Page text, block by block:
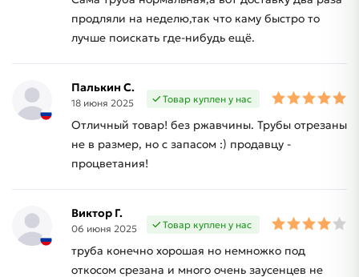
продляли на неделю,так что каму быстро то
лучше поискать где-нибудь ещё.
Палькин С.
18 июня 2025 Товар куплен у нас
Отличный товар! без ржавчины. Трубы отрезаны
не в размер, но с запасом :) продавцу -
процветания!
Виктор Г.
06 июня 2025 Товар куплен у нас
труба конечно хорошая но немножко под
откосом срезана и много очень заусенцев не